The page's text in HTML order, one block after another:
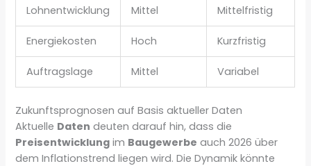
Lohnentwicklung Mittel Mittelfristig
Energiekosten Hoch Kurzfristig
Auftragslage Mittel Variabel
Zukunftsprognosen auf Basis aktueller Daten
Aktuelle Daten deuten darauf hin, dass die
Preisentwicklung im Baugewerbe auch 2026 über
dem Inflationstrend liegen wird. Die Dynamik könnte